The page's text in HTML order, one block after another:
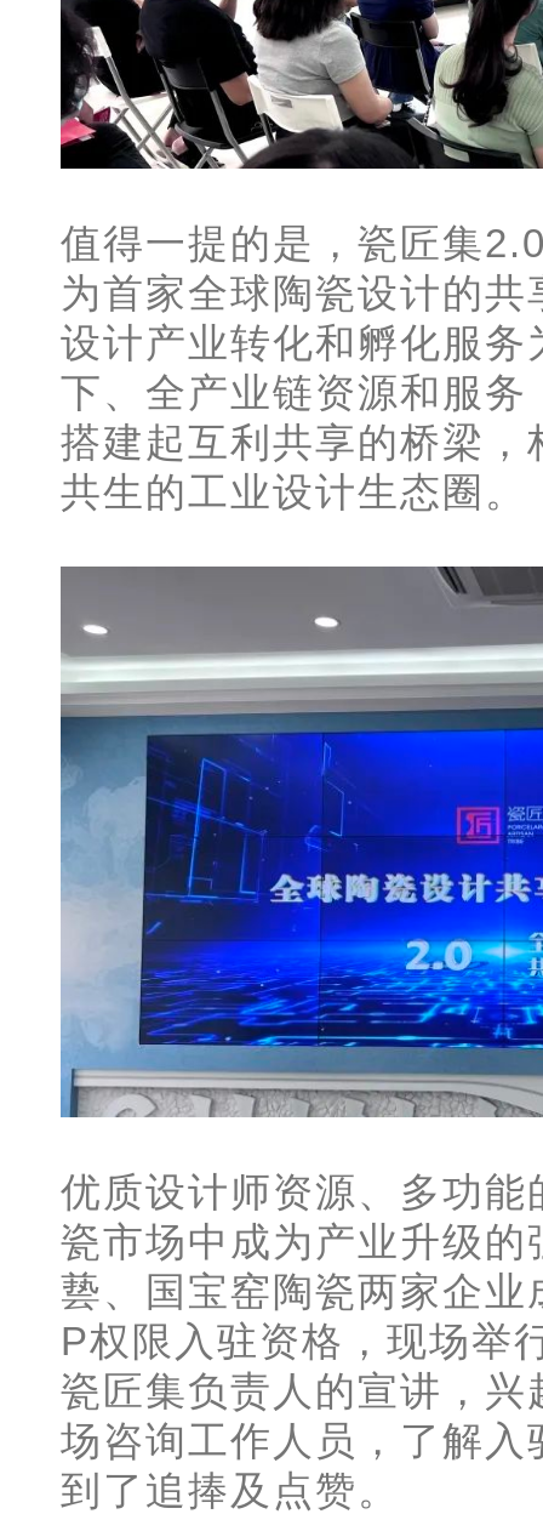
值得一提的是，瓷匠集
为首家全球陶瓷设计的
设计产业转化和孵化服
下、全产业链资源和服
搭建起互利共享的桥梁
共生的工业设计生态圈。
优质设计师资源、多功
瓷市场中成为产业升级
兿、国宝窑陶瓷两家企
P权限入驻资格，现场举
瓷匠集负责人的宣讲，
场咨询工作人员，了解
到了追捧及点赞。